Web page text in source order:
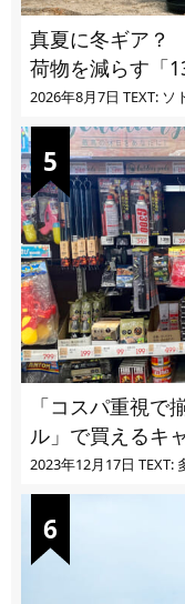
真夏に冬ギア？
荷物を減らす「
2026年8月7日 TEXT: ソ
「コスパ重視で揃え
ル」で買えるキ
2023年12月17日 TEXT: